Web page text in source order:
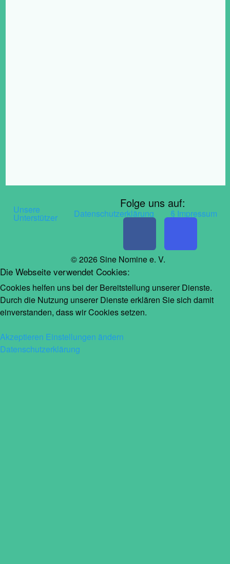
navigation
Unsere
Unterstützer Datenschutzerklärung § Impressum
Folge uns auf:
© 2026 Sine Nomine e. V.
Die Webseite verwendet Cookies:
Cookies helfen uns bei der Bereitstellung unserer Dienste.
Durch die Nutzung unserer Dienste erklären Sie sich damit
einverstanden, dass wir Cookies setzen.
Akzeptieren Einstellungen ändern
Datenschutzerklärung